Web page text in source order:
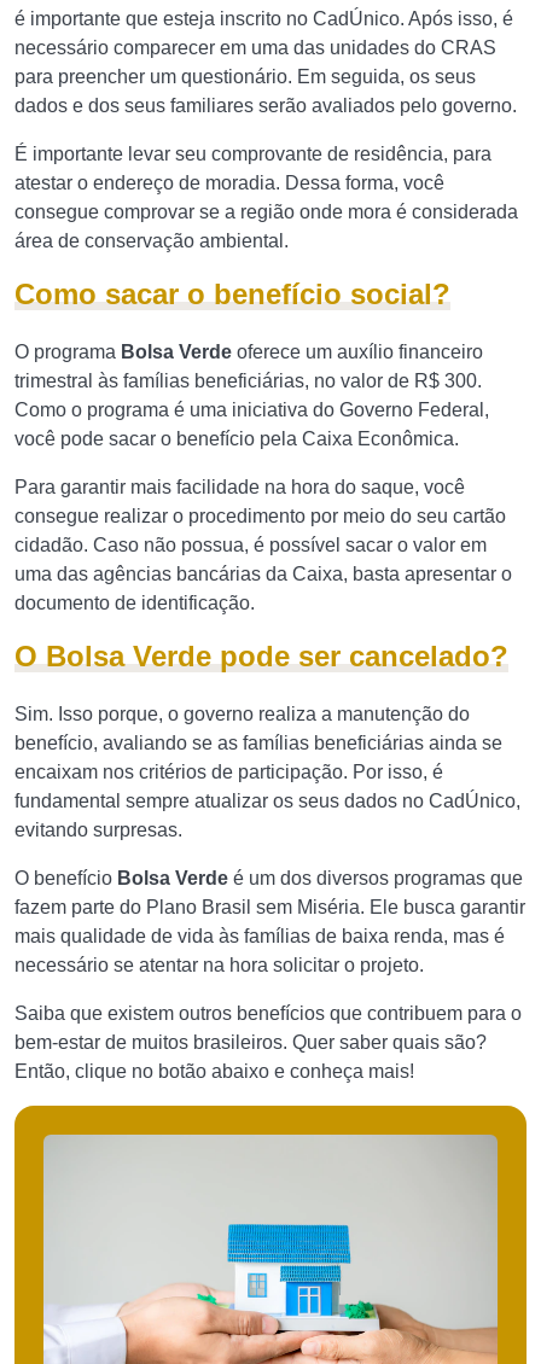
é importante que esteja inscrito no CadÚnico. Após isso, é
necessário comparecer em uma das unidades do CRAS
para preencher um questionário. Em seguida, os seus
dados e dos seus familiares serão avaliados pelo governo.
É importante levar seu comprovante de residência, para
atestar o endereço de moradia. Dessa forma, você
consegue comprovar se a região onde mora é considerada
área de conservação ambiental.
Como sacar o benefício social?
O programa Bolsa Verde oferece um auxílio financeiro
trimestral às famílias beneficiárias, no valor de R$ 300.
Como o programa é uma iniciativa do Governo Federal,
você pode sacar o benefício pela Caixa Econômica.
Para garantir mais facilidade na hora do saque, você
consegue realizar o procedimento por meio do seu cartão
cidadão. Caso não possua, é possível sacar o valor em
uma das agências bancárias da Caixa, basta apresentar o
documento de identificação.
O Bolsa Verde pode ser cancelado?
Sim. Isso porque, o governo realiza a manutenção do
benefício, avaliando se as famílias beneficiárias ainda se
encaixam nos critérios de participação. Por isso, é
fundamental sempre atualizar os seus dados no CadÚnico,
evitando surpresas.
O benefício Bolsa Verde é um dos diversos programas que
fazem parte do Plano Brasil sem Miséria. Ele busca garantir
mais qualidade de vida às famílias de baixa renda, mas é
necessário se atentar na hora solicitar o projeto.
Saiba que existem outros benefícios que contribuem para o
bem-estar de muitos brasileiros. Quer saber quais são?
Então, clique no botão abaixo e conheça mais!